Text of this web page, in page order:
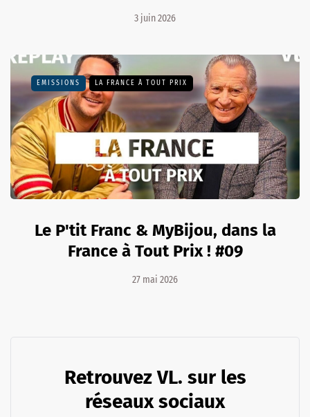
3 juin 2026
EMISSIONS LA FRANCE À TOUT PRIX
Le P'tit Franc & MyBijou, dans la
France à Tout Prix ! #09
27 mai 2026
Retrouvez VL. sur les
réseaux sociaux